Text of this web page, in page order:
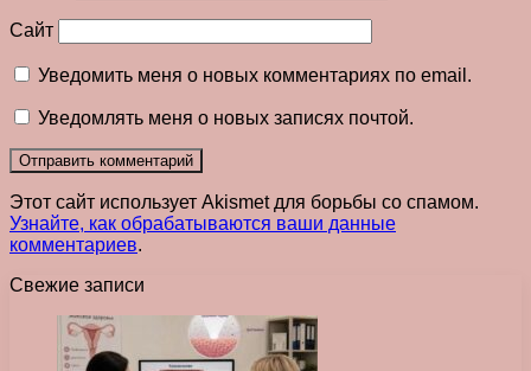
Сайт
Уведомить меня о новых комментариях по email.
Уведомлять меня о новых записях почтой.
Этот сайт использует Akismet для борьбы со спамом.
Узнайте, как обрабатываются ваши данные
комментариев.
Свежие записи